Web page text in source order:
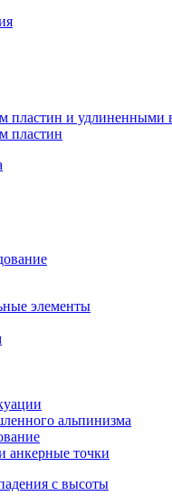
пластин и удлиненными
пластин
элементы
альпинизма
анкерные точки
с высоты